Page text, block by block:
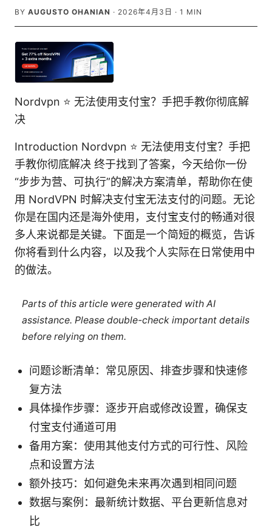
BY AUGUSTO OHANIAN · 2026年4月3日 · 1 MIN
Nordvpn ⭐ 无法使用支付宝？手把手教你彻底解
决
Introduction Nordvpn ⭐ 无法使用支付宝？手把
手教你彻底解决 终于找到了答案，今天给你一份
“步步为营、可执行”的解决方案清单，帮助你在使
用 NordVPN 时解决支付宝无法支付的问题。无论
你是在国内还是海外使用，支付宝支付的畅通对很
多人来说都是关键。下面是一个简短的概览，告诉
你将看到什么内容，以及我个人实际在日常使用中
的做法。
Parts of this article were generated with AI
assistance. Please double-check important details
before relying on them.
问题诊断清单：常见原因、排查步骤和快速修
复方法
具体操作步骤：逐步开启或修改设置，确保支
付宝支付通道可用
备用方案：使用其他支付方式的可行性、风险
点和设置方法
额外技巧：如何避免未来再次遇到相同问题
数据与案例：最新统计数据、平台更新信息对
比